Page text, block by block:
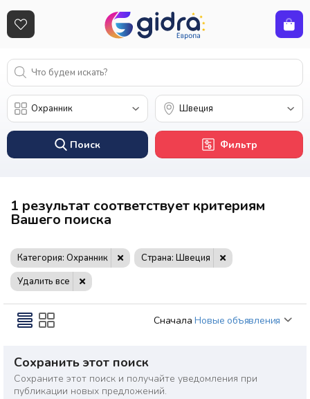
Поиск Фильтр
1 результат соответствует критериям
Вашего поиска
Категория: Охранник
Страна: Швеция
Удалить все
Сначала Новые объявления
Сохранить этот поиск
Сохраните этот поиск и получайте уведомления при
публикации новых предложений.